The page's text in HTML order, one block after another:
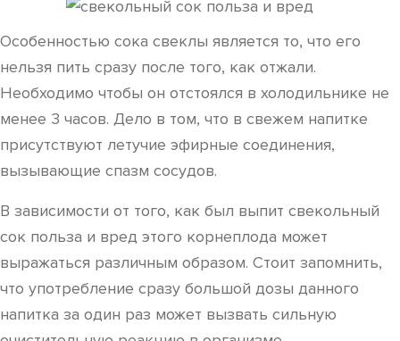
Особенностью сока свеклы является то, что его
нельзя пить сразу после того, как отжали.
Необходимо чтобы он отстоялся в холодильнике не
менее 3 часов. Дело в том, что в свежем напитке
присутствуют летучие эфирные соединения,
вызывающие спазм сосудов.
В зависимости от того, как был выпит свекольный
сок польза и вред этого корнеплода может
выражаться различным образом. Стоит запомнить,
что употребление сразу большой дозы данного
напитка за один раз может вызвать сильную